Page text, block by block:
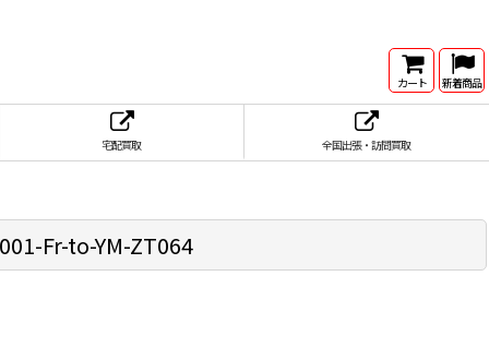
カート 新着商品
宅配買取 全国出張・訪問買取
Fr-to-YM-ZT064